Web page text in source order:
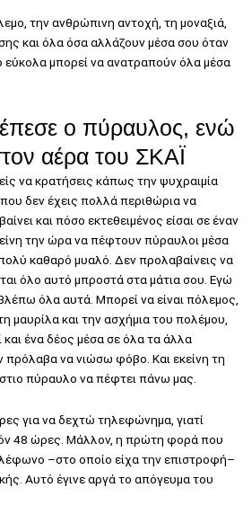
την ανθρώπινη αντοχή, τη μοναξιά,
και όλα όσα αλλάζουν μέσα σου όταν
εύκολα μπορεί να ανατραπούν όλα μέσα
ο πύραυλος, ενώ
αέρα του ΣΚΑΪ
να κρατήσεις κάπως την ψυχραιμία
δεν έχεις πολλά περιθώρια να
και πόσο εκτεθειμένος είσαι σε έναν
την ώρα να πέφτουν πύραυλοι μέσα
καθαρό μυαλό. Δεν προλαβαίνεις να
όλο αυτό μπροστά στα μάτια σου. Εγώ
όλα αυτά. Μπορεί να είναι πόλεμος,
μαυρίλα και την ασχήμια του πολέμου,
ένα δέος μέσα σε όλα τα άλλα
πρόλαβα να νιώσω φόβο. Και εκείνη τη
πύραυλο να πέφτει πάνω μας.
για να δεχτώ τηλεφώνημα, γιατί
48 ώρες. Μάλλον, η πρώτη φορά που
–στο οποίο είχα την επιστροφή–
Αυτό έγινε αργά το απόγευμα του